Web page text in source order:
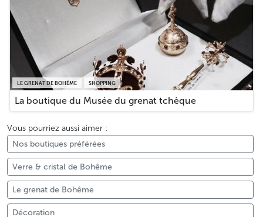
LE GRENAT DE BOHÊME SHOPPING
La boutique du Musée du grenat tchèque
Vous pourriez aussi aimer :
Nos boutiques préférées
Verre & cristal de Bohême
Le grenat de Bohême
Décoration